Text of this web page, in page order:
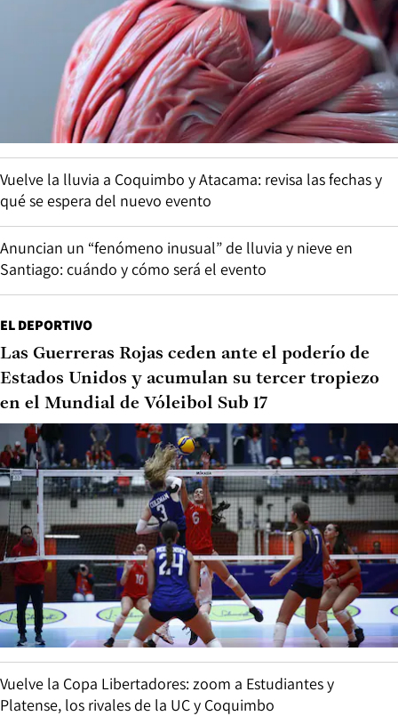
Vuelve la lluvia a Coquimbo y Atacama: revisa las fechas y
qué se espera del nuevo evento
Anuncian un “fenómeno inusual” de lluvia y nieve en
Santiago: cuándo y cómo será el evento
EL DEPORTIVO
Las Guerreras Rojas ceden ante el poderío de
Estados Unidos y acumulan su tercer tropiezo
en el Mundial de Vóleibol Sub 17
Vuelve la Copa Libertadores: zoom a Estudiantes y
Platense, los rivales de la UC y Coquimbo